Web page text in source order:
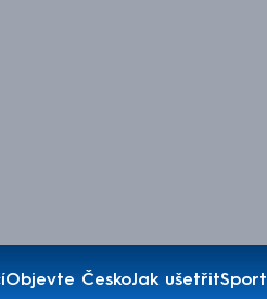
Objevte ČeskoJak ušetřitSport